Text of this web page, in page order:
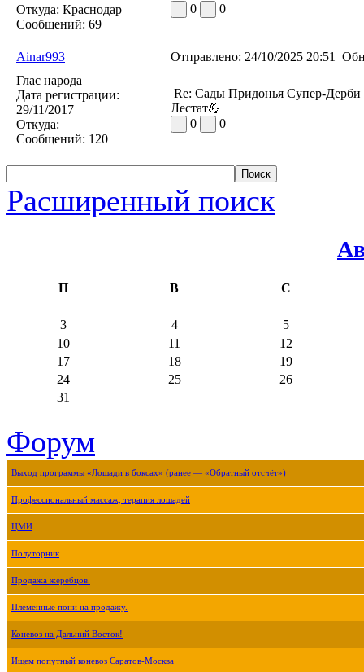
Откуда: Краснодар
Сообщений: 69
0 0
Ainar993 Отправлено: 24/10/2025 20:51
Глас народа
Дата регистрации:
29/11/2017
Откуда:
Сообщений: 120
Re: Сады Придонья Супер-Дерби
Лестат💪
0
0
Расширенный поиск
П В С
3 4
5
10
11
12
17
18
19
24
25
26
31
Форум
Выход программы «Лошади в боксах» (ранее — «Обратный отсчёт»)
Профессиональный массаж, терапия лошадей
ЦМИ
Полуторник
Продажа жеребцов.
Племенные пони на продажу.
Коневоз на Дальний Восток!
Ищем попутный коневоз Саратов-Москва